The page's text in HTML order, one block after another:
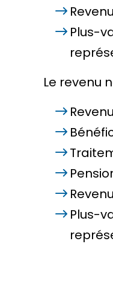
Plus-
Le revenu
Plus-